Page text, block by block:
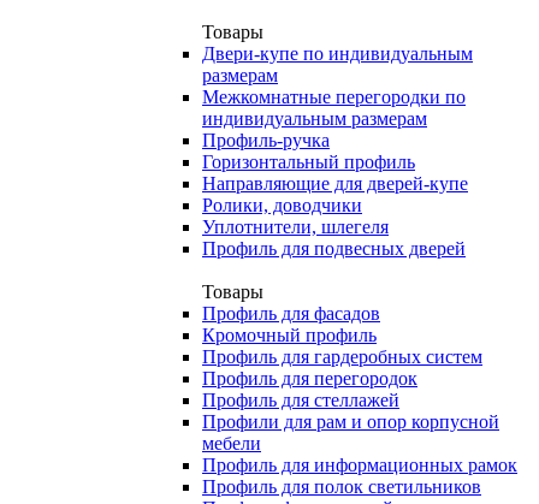
Товары
Двери-купе по индивидуальным
размерам
Межкомнатные перегородки по
индивидуальным размерам
Профиль-ручка
Горизонтальный профиль
Направляющие для дверей-купе
Ролики, доводчики
Уплотнители, шлегеля
Профиль для подвесных дверей
Товары
Профиль для фасадов
Кромочный профиль
Профиль для гардеробных систем
Профиль для перегородок
Профиль для стеллажей
Профили для рам и опор корпусной
мебели
Профиль для информационных рамок
Профиль для полок светильников